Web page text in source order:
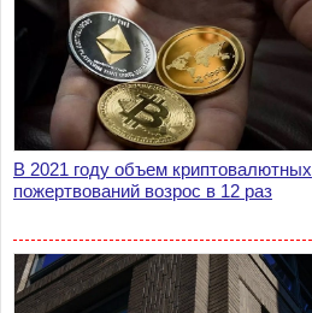
В 2021 году объем криптовалютных
пожертвований возрос в 12 раз